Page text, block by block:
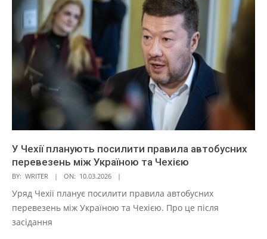
У Чехії планують посилити правила автобусних
перевезень між Україною та Чехією
BY: WRITER ON: 10.03.2026
Уряд Чехії планує посилити правила автобусних
перевезень між Україною та Чехією. Про це після
засідання